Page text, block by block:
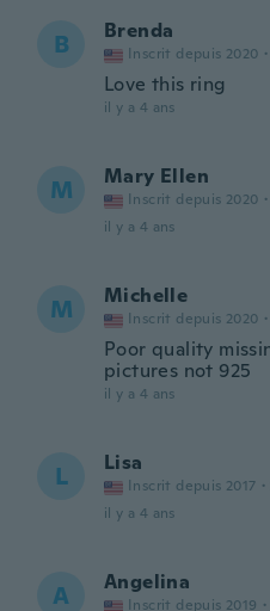
B Brenda
Inscrit depuis 2020 ·
Love this ring
il y a 4 ans
M Mary Ellen
Inscrit depuis 2020 ·
il y a 4 ans
M Michelle
Inscrit depuis 2020 ·
Poor quality
pictures not 925
il y a 4 ans
L Lisa
Inscrit depuis 2017 ·
il y a 4 ans
A Angelina
Inscrit depuis 2019 ·